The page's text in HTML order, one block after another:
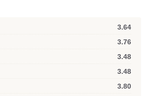
3.64
3.76
3.48
3.48
3.80